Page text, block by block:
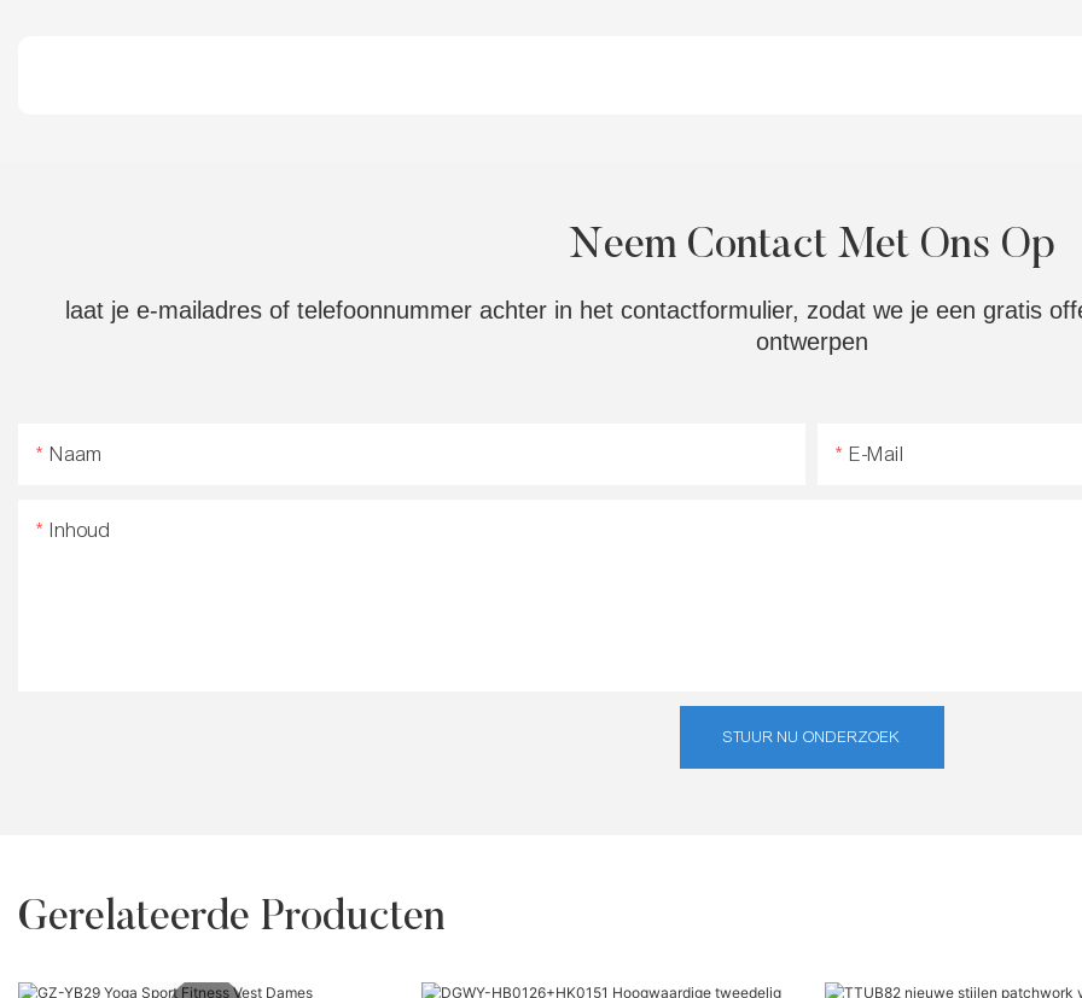
Neem Contact Met Ons Op
laat je e-mailadres of telefoonnummer achter in het contactformulier, zodat we je een gratis
ontwerpen
Naam E-Mail
Inhoud
STUUR NU ONDERZOEK
Gerelateerde Producten